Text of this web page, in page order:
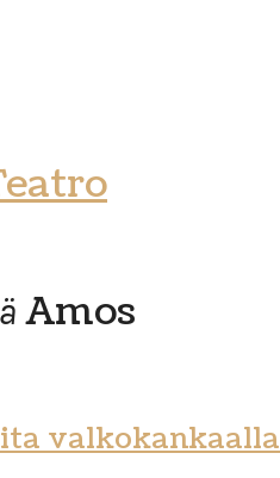
Amos
valkokankaalla